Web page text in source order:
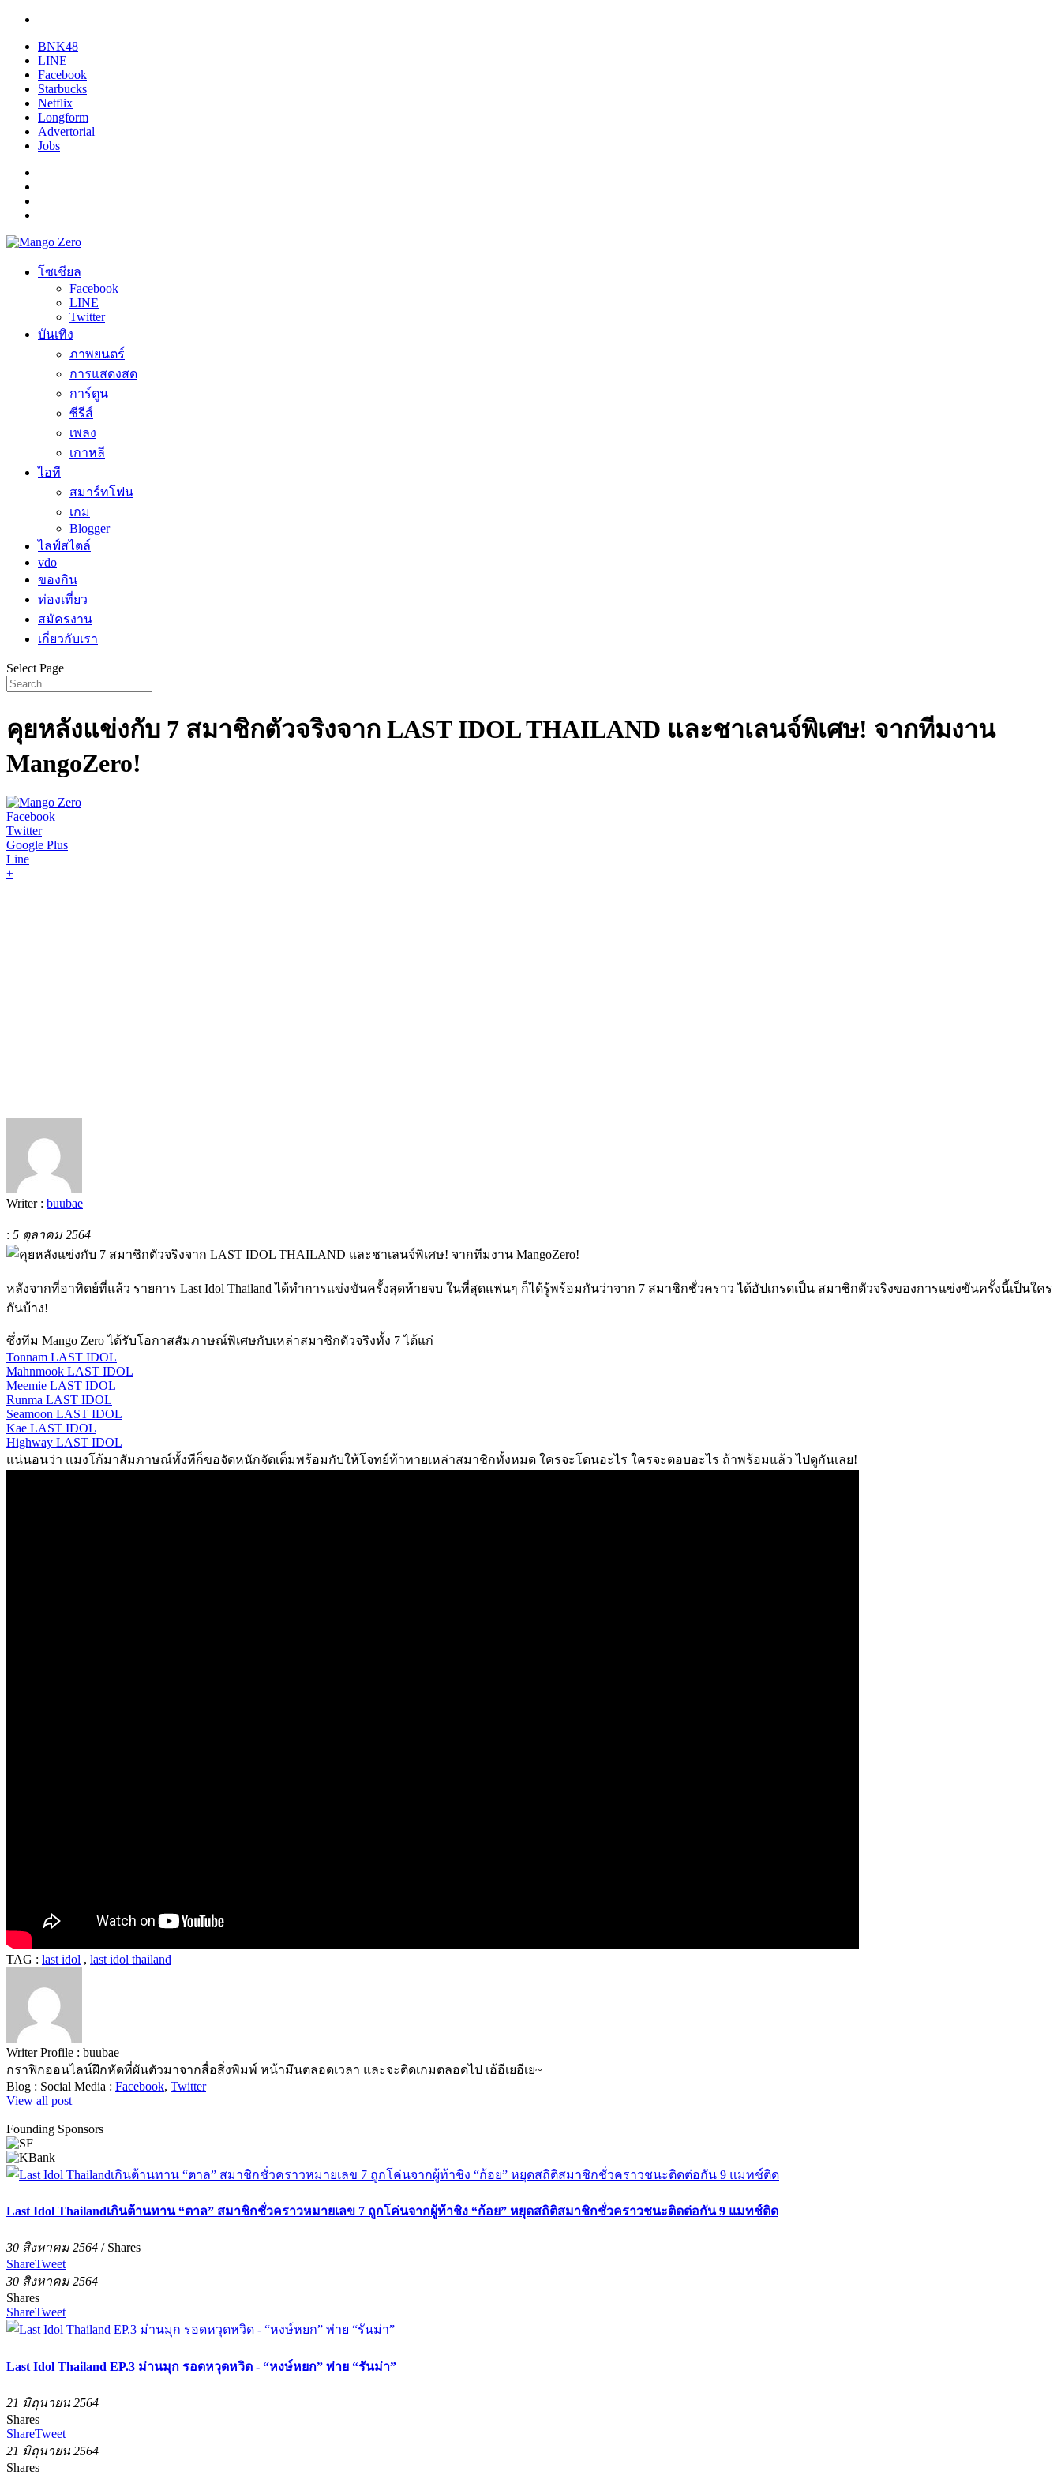
BNK48
LINE
Facebook
Starbucks
Netflix
Longform
Advertorial
Jobs
โซเชียล
Facebook
LINE
Twitter
บันเทิง
ภาพยนตร์
การแสดงสด
การ์ตูน
ซีรีส์
เพลง
เกาหลี
ไอที
สมาร์ทโฟน
เกม
Blogger
ไลฟ์สไตล์
vdo
ของกิน
ท่องเที่ยว
สมัครงาน
เกี่ยวกับเรา
Select Page
คุยหลังแข่งกับ 7 สมาชิกตัวจริงจาก LAST IDOL THAILAND และชาเลนจ์พิเศษ! จากทีมงาน
MangoZero!
Facebook
Twitter
Google Plus
Line
+
Writer : buubae
: 5 ตุลาคม 2564
หลังจากที่อาทิตย์ที่แล้ว รายการ Last Idol Thailand ได้ทำการแข่งขันครั้งสุดท้ายจบ ในที่สุดแฟนๆ ก็ได้รู้พร้อมกันว่าจาก 7 สมาชิกชั่วคราว ได้อัปเกรดเป็น สมาชิกตัวจริงของการแข่งขันครั้งนี้เป็นใคร
กันบ้าง!
ซึ่งทีม Mango Zero ได้รับโอกาสสัมภาษณ์พิเศษกับเหล่าสมาชิกตัวจริงทั้ง 7 ได้แก่
Tonnam LAST IDOL
Mahnmook LAST IDOL
Meemie LAST IDOL
Runma LAST IDOL
Seamoon LAST IDOL
Kae LAST IDOL
Highway LAST IDOL
แน่นอนว่า แมงโก้มาสัมภาษณ์ทั้งทีก็ขอจัดหนักจัดเต็มพร้อมกับให้โจทย์ท้าทายเหล่าสมาชิกทั้งหมด ใครจะโดนอะไร ใครจะตอบอะไร ถ้าพร้อมแล้ว ไปดูกันเลย!
TAG : last idol , last idol thailand
Writer Profile : buubae
กราฟิกออนไลน์ฝึกหัดที่ผันตัวมาจากสื่อสิ่งพิมพ์ หน้ามึนตลอดเวลา และจะติดเกมตลอดไป เอ้อีเยอีเย~
Blog : Social Media : Facebook, Twitter
View all post
Founding Sponsors
Last Idol Thailandเกินต้านทาน “ตาล” สมาชิกชั่วคราวหมายเลข 7 ถูกโค่นจากผู้ท้าชิง “ก้อย” หยุดสถิติสมาชิกชั่วคราวชนะติดต่อกัน 9 แมทช์ติด
30 สิงหาคม 2564 / Shares
ShareTweet
30 สิงหาคม 2564
Shares
ShareTweet
Last Idol Thailand EP.3 ม่านมุก รอดหวุดหวิด - “หงษ์หยก” พ่าย “รันม่า”
21 มิถุนายน 2564
Shares
ShareTweet
21 มิถุนายน 2564
Shares